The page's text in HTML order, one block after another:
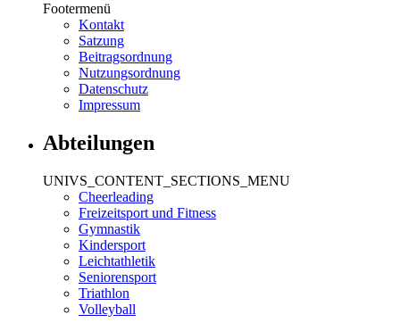
Footermenü
Kontakt
Satzung
Beitragsordnung
Nutzungsordnung
Datenschutz
Impressum
Abteilungen
UNIVS_CONTENT_SECTIONS_MENU
Cheerleading
Freizeitsport und Fitness
Gymnastik
Kindersport
Leichtathletik
Seniorensport
Triathlon
Volleyball